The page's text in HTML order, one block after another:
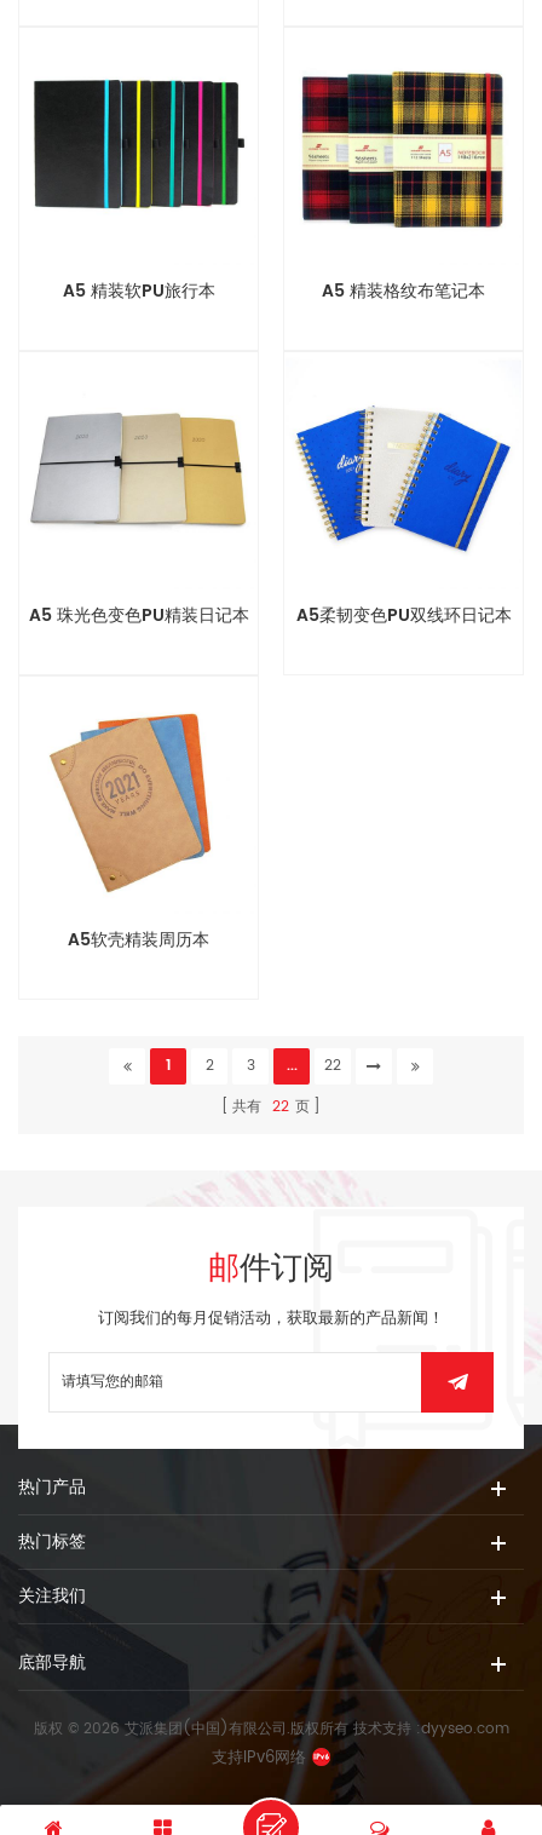
A5 精装软PU旅行本 A5 精装格纹布笔记本
A5 珠光色变色PU精装日记本 A5柔韧变色PU双线环日记本
A5软壳精装周历本
1 2 3 ...
22
共有 22 页
邮件订阅
订阅我们的每月促销活动，获取最新的产品新闻！
热门产品
热门标签
关注我们
底部导航
版权 © 2026 艾派集团(中国)有限公司.版权所有技术支持 :dyyseo.com
支持IPv6网络